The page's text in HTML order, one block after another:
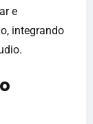
e
integrando